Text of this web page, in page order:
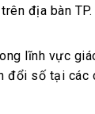
địa bàn TP.
lĩnh vực
đổi số tại các